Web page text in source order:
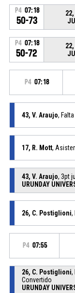
P4 07:18
50-73
P4 07:18
50-72
P4 07:18
43, V. Araujo,
17, R. Mott,
43, V. Araujo, 3pt
URUNDAY
26, C. Postiglioni,
P4 07:55
26, C. Postiglioni,
Convertido
URUNDAY